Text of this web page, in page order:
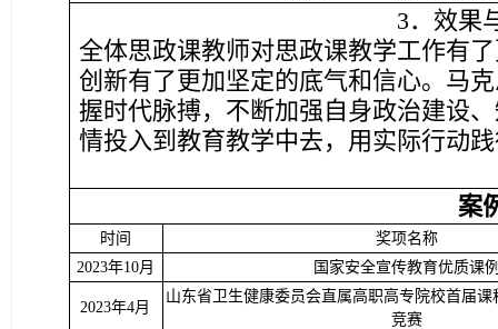
3．效果
全体思政课教师对思政课教学工作有
创新有了更加坚定的底气和信心。马
握时代脉搏，不断加强自身政治建设
情投入到教育教学中去，用实际行动
案
时间
奖项名称
2023年10月
国家安全宣传教育优质课
2023年4月
山东省卫生健康委员会直属高职高专院校首届
竞赛